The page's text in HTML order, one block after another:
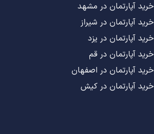
خرید آپارتمان در مشهد
خرید آپارتمان در شیراز
خرید آپارتمان در یزد
خرید آپارتمان در قم
خرید آپارتمان در اصفهان
خرید آپارتمان در کیش